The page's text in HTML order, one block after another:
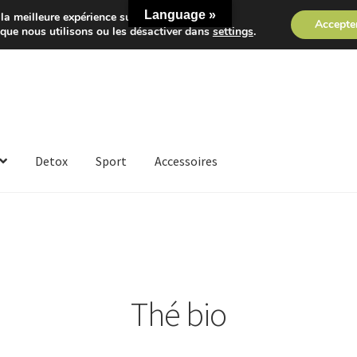
Detox Sport Accessoires
Thé bio
Language »
meilleure expérience sur notre site.
nous utilisons ou les désactiver danssettings.